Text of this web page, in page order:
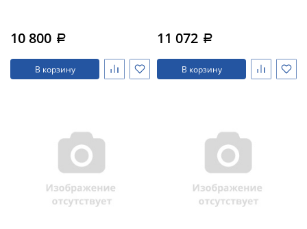
10 800 a
В корзину
11 072 a
В корзину